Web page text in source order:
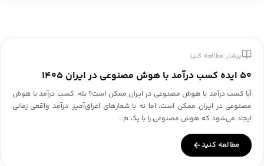
بیشتر مطالعه کنید
۵۰ ایده کسب درآمد با هوش مصنوعی در ایران ۱۴۰۵
آیا کسب درآمد با هوش مصنوعی در ایران ممکن است؟ بله. کسب درآمد با هوش
مصنوعی در ایران ممکن است، اما نه با شعارهای اغراق‌آمیز. درآمد واقعی زمانی
ایجاد می‌شود که هوش مصنوعی را با یک م…
مطالعه کنید